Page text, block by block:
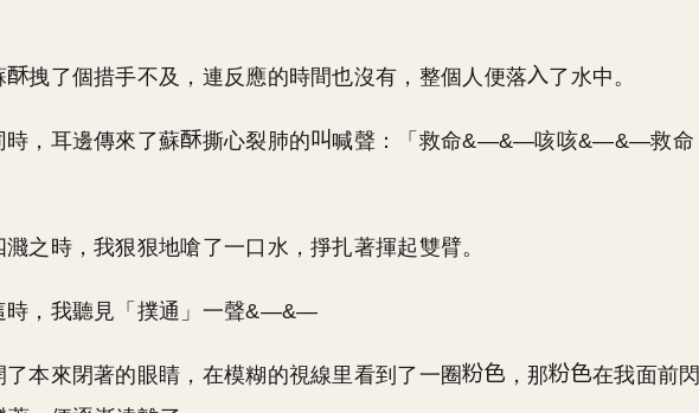
拽了個措手不及，連反應的時間也沒有，整個人便落 了水中。
時，耳邊傳來了蘇 撕心裂肺的
喊聲：「救命&—&—咳咳&—&—救命
濺之時，我狠狠地嗆了一口水，掙扎著揮起雙臂。
時，我聽見「撲通」一聲&—&—
了本來閉著的眼睛，在模糊的視線里看到了一圈 ，那
在我面前閃